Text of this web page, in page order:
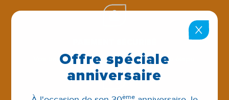
Vos transactions sont protégées à chaque étape.
Offre spéciale
anniversaire
ème